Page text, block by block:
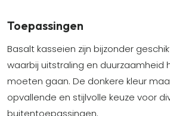
Toepassingen
Basalt kasseien zijn bijzonder
waarbij uitstraling en duurzaamheid
moeten gaan. De donkere kleur
opvallende en stijlvolle keuze voor
buitentoepassingen.